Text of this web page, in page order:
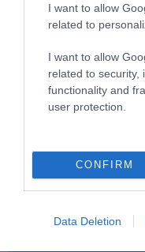
I want to allow
related to
I want to allow
related to security,
functionality and
user protection.
CONFIRM
Data Deletion
PRONEWS.GR /CELEBRITIES
Ιουλία
Τουρατζίδης:
του
Θεσσαλονίκη!